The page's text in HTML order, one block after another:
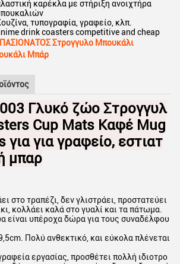
καρέκλα με στήριξη ανοιχτήρα
τυπογραφία, γραφείο, κλπ.
drink coasters competitive and cheap
Στρογγυλο Μπουκάλι
Μπάρ
Γλυκό ζώο Στρογγυλ
Cup Mats Καφέ Mug
για για γραφείο, εστιατ
μπαρ
στο τραπέζι, δεν γλιστράει, προστατεύει
κολλάει καλά στο γυαλί και τα πάτωμα.
είναι υπέροχα δώρα για τους συναδέλφου
Πολύ ανθεκτικό, και εύκολα πλένεται
εργασίας, προσθέτει πολλή ιδιοτρο